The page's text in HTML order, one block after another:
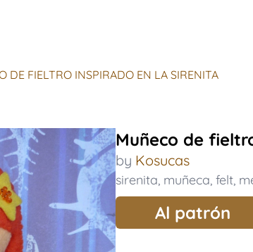
DE FIELTRO INSPIRADO EN LA SIRENITA
Muñeco de
by Kosucas
sirenita, muñeca, felt,
Al patrón